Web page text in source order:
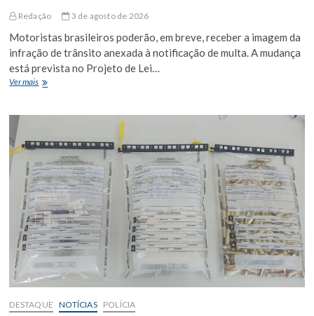
Redação 3 de agosto de 2026
Motoristas brasileiros poderão, em breve, receber a imagem da
infração de trânsito anexada à notificação de multa. A mudança
está prevista no Projeto de Lei…
Ver maisMotoristas
a
foto
infração
junto
com
multa
de
trânsito
DESTAQUE NOTÍCIAS POLÍCIA